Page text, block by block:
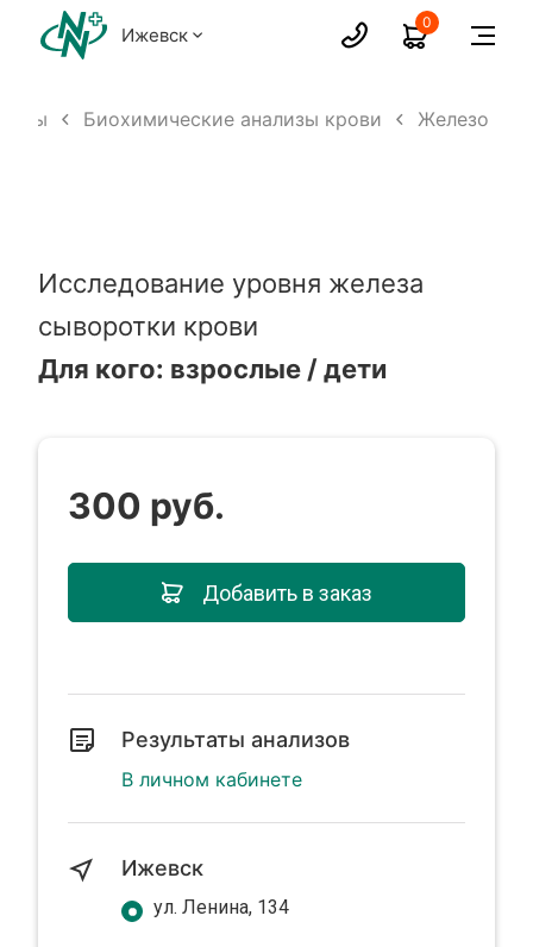
Ижевск
0
Биохимические анализы крови Железо
Исследование уровня железа
сыворотки крови
Для кого: взрослые / дети
300 руб.
Добавить в заказ
Результаты анализов
В личном кабинете
Ижевск
ул. Ленина, 134